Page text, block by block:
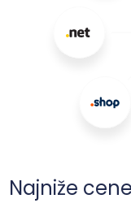
Najniže